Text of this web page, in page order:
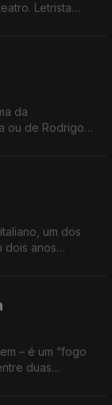
Letrista
da
ou de Rodrigo
um dos
dois anos
– é um “fogo
duas